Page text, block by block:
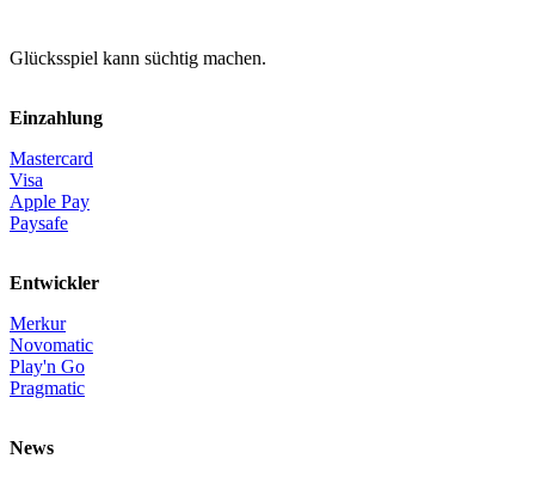
Glücksspiel kann süchtig machen.
Einzahlung
Mastercard
Visa
Apple Pay
Paysafe
Entwickler
Merkur
Novomatic
Play'n Go
Pragmatic
News